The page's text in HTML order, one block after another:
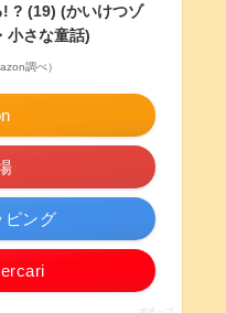
! ? (19) (かいけつゾ
小さな童話)
調べ）
ピング